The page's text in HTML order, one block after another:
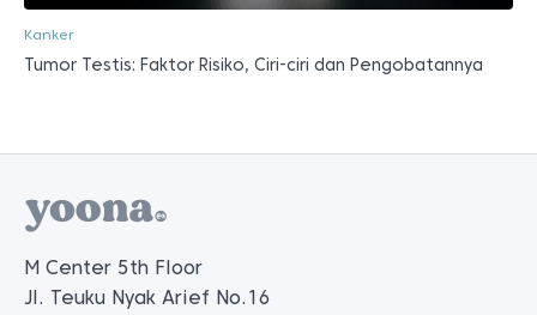
Kanker
Tumor Testis: Faktor Risiko, Ciri-ciri dan Pengobatannya
M Center 5th Floor
Jl. Teuku Nyak Arief No.16